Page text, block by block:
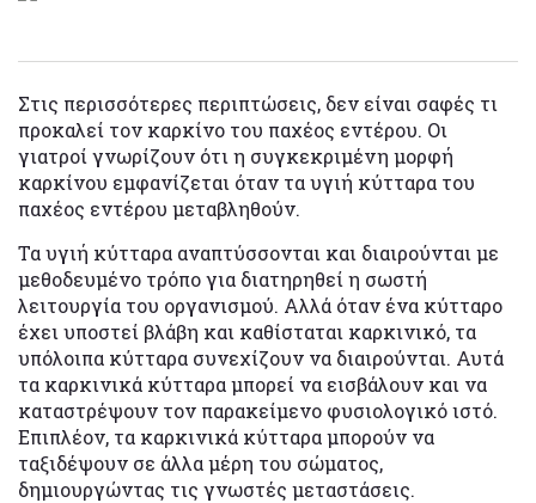
Στις περισσότερες περιπτώσεις, δεν είναι σαφές τι
προκαλεί τον καρκίνο του παχέος εντέρου. Οι
γιατροί γνωρίζουν ότι η συγκεκριμένη μορφή
καρκίνου εμφανίζεται όταν τα υγιή κύτταρα του
παχέος εντέρου μεταβληθούν.
Τα υγιή κύτταρα αναπτύσσονται και διαιρούνται με
μεθοδευμένο τρόπο για διατηρηθεί η σωστή
λειτουργία του οργανισμού. Αλλά όταν ένα κύτταρο
έχει υποστεί βλάβη και καθίσταται καρκινικό, τα
υπόλοιπα κύτταρα συνεχίζουν να διαιρούνται. Αυτά
τα καρκινικά κύτταρα μπορεί να εισβάλουν και να
καταστρέψουν τον παρακείμενο φυσιολογικό ιστό.
Επιπλέον, τα καρκινικά κύτταρα μπορούν να
ταξιδέψουν σε άλλα μέρη του σώματος,
δημιουργώντας τις γνωστές μεταστάσεις.